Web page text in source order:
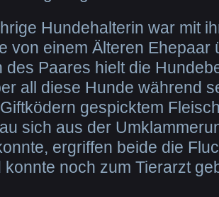
Hundehalterin war mit
von einem Älteren Ehepaar
des Paares hielt die
all diese Hunde während
gespicktem
sich aus der
ergriffen beide die
konnte noch zum Tierarzt